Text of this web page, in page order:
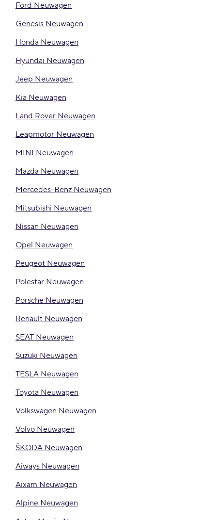
Ford Neuwagen
Genesis Neuwagen
Honda Neuwagen
Hyundai Neuwagen
Jeep Neuwagen
Kia Neuwagen
Land Rover Neuwagen
Leapmotor Neuwagen
MINI Neuwagen
Mazda Neuwagen
Mercedes-Benz Neuwagen
Mitsubishi Neuwagen
Nissan Neuwagen
Opel Neuwagen
Peugeot Neuwagen
Polestar Neuwagen
Porsche Neuwagen
Renault Neuwagen
SEAT Neuwagen
Suzuki Neuwagen
TESLA Neuwagen
Toyota Neuwagen
Volkswagen Neuwagen
Volvo Neuwagen
ŠKODA Neuwagen
Aiways Neuwagen
Aixam Neuwagen
Alpine Neuwagen